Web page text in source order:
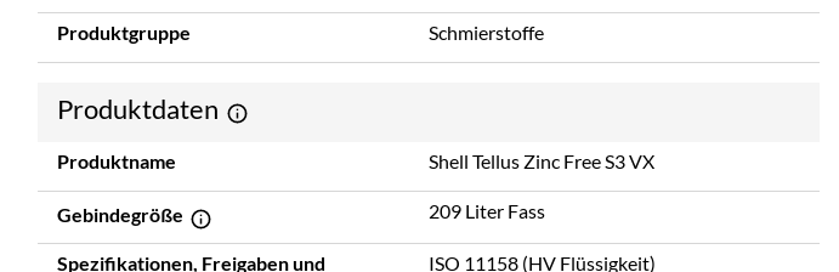
Produktgruppe Schmierstoffe
Produktdaten
Produktname Shell Tellus Zinc Free S3 VX
Gebindegröße 209 Liter Fass
Spezifikationen, Freigaben und
ISO 11158 (HV Flüssigkeit)